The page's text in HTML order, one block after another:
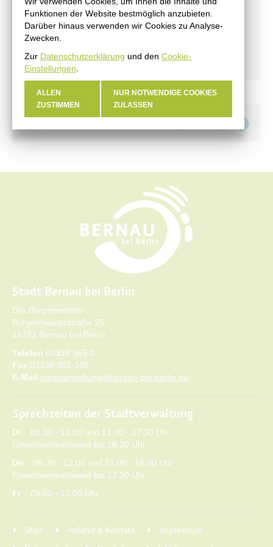
#BERNAUER
Amtsblatt
Haushalt
Öffentliche Auslegungen
Stadt Bernau bei Berlin
Der Bürgermeister
Bürgermeisterstraße 25
16321 Bernau bei Berlin
Telefon 03338 365-0
Fax 03338 365-105
E-Mail stadtverwaltung@bernau-bei-berlin.de
Sprechzeiten der Stadtverwaltung
Di 08.30 - 12.00 und 13.00 - 17.30 Uhr
Einwohnermeldeamt bis 18.30 Uhr
Do 08.30 - 12.00 und 13.00 - 15.30 Uhr
Einwohnermeldeamt bis 17.30 Uhr
Fr 09.00 - 12.00 Uhr
Start Anfahrt & Kontakt
Impressum
Funktionen der Website bestmöglich anzubieten.
Darüber hinaus verwenden wir Cookies zu Analyse-
Zwecken.
Zur Datenschutzerklärung und den Cookie-
Einstellungen
ALLEN
ZUSTIMMEN
NUR NOTWENDIGE COOKIES
ZULASSEN